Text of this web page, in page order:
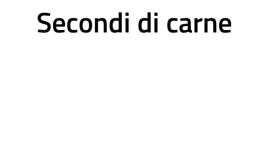
Secondi di carne